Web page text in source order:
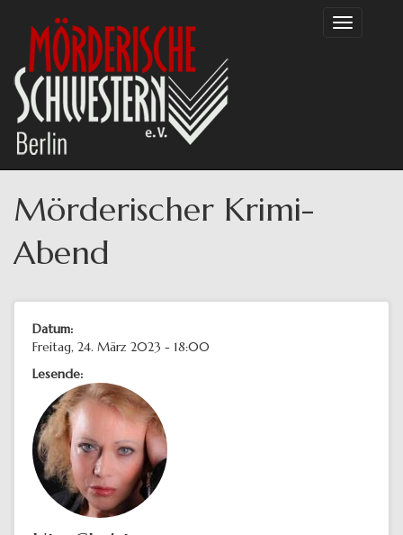
Inhalt
Toggle
Mörderischer Krimi-
Abend
Datum:
Freitag, 24. März 2023 - 18:00
Lesende: